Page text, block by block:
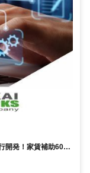
開発！家賃補助60％